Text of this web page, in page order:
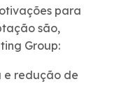
para
são,
Group:
e redução de